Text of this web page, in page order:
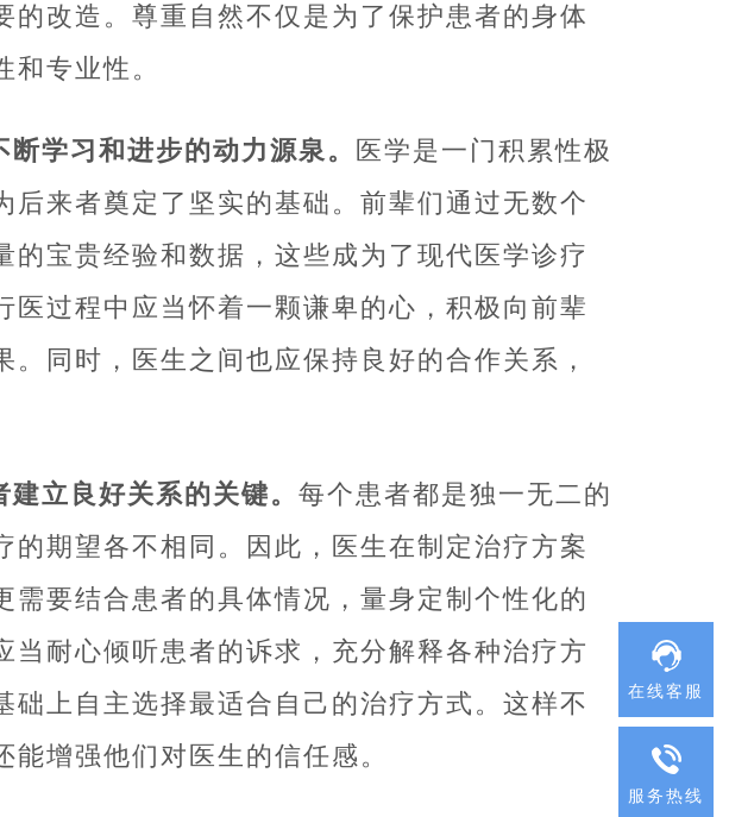
在线客服
服务热线
的改造。尊重自然不仅是为了保护患者的身体
专业性。
学习和进步的动力源泉。
医学是一门积累性极
后来者奠定了坚实的基础。前辈们通过无数个
的宝贵经验和数据，这些成为了现代医学诊疗
医过程中应当怀着一颗谦卑的心，积极向前辈
同时，医生之间也应保持良好的合作关系，
立良好关系的关键。 每个患者都是独一无二的
的期望各不相同。因此，医生在制定治疗方案
需要结合患者的具体情况，量身定制个性化的
当耐心倾听患者的诉求，充分解释各种治疗方
础上自主选择最适合自己的治疗方式。这样不
增强他们对医生的信任感。